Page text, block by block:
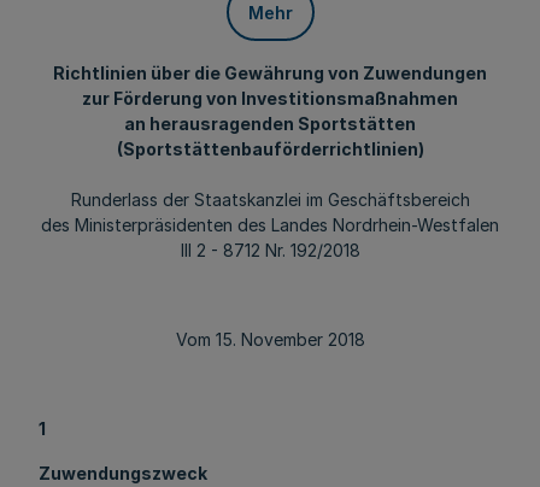
Mehr
Richtlinien über die Gewährung von Zuwendungen
zur Förderung von Investitionsmaßnahmen
an herausragenden Sportstätten
(Sportstättenbauförderrichtlinien)
Runderlass der Staatskanzlei im Geschäftsbereich
des Ministerpräsidenten des Landes Nordrhein-Westfalen
III 2 - 8712 Nr. 192/2018
Vom 15. November 2018
1
Zuwendungszweck